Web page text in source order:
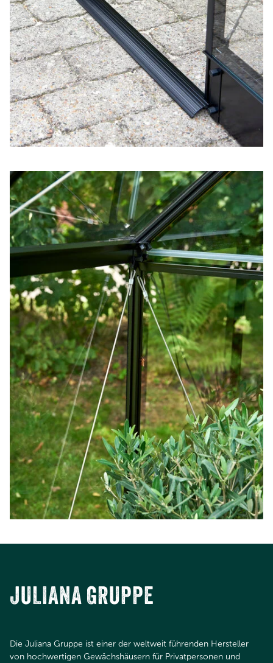
JULIANA GRUPPE
Die Juliana Gruppe ist einer der weltweit führenden Hersteller
von hochwertigen Gewächshäusern für Privatpersonen und